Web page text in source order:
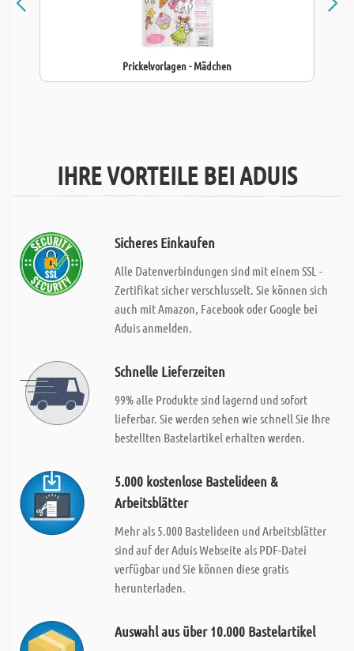
Prickelvorlagen - Mädchen
IHRE VORTEILE BEI ADUIS
Sicheres Einkaufen
Alle Datenverbindungen sind mit einem SSL -
Zertifikat sicher verschlusselt. Sie können sich
auch mit Amazon, Facebook oder Google bei
Aduis anmelden.
Schnelle Lieferzeiten
99% alle Produkte sind lagernd und sofort
lieferbar. Sie werden sehen wie schnell Sie Ihre
bestellten Bastelartikel erhalten werden.
5.000 kostenlose Bastelideen &
Arbeitsblätter
Mehr als 5.000 Bastelideen und Arbeitsblätter
sind auf der Aduis Webseite als PDF-Datei
verfügbar und Sie können diese gratis
herunterladen.
Auswahl aus über 10.000 Bastelartikel